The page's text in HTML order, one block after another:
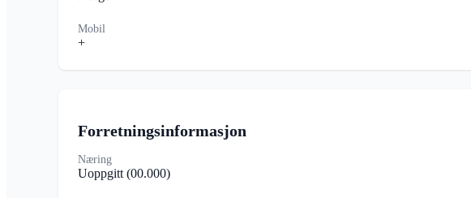
Mobil
+
Forretningsinformasjon
Næring
Uoppgitt (00.000)